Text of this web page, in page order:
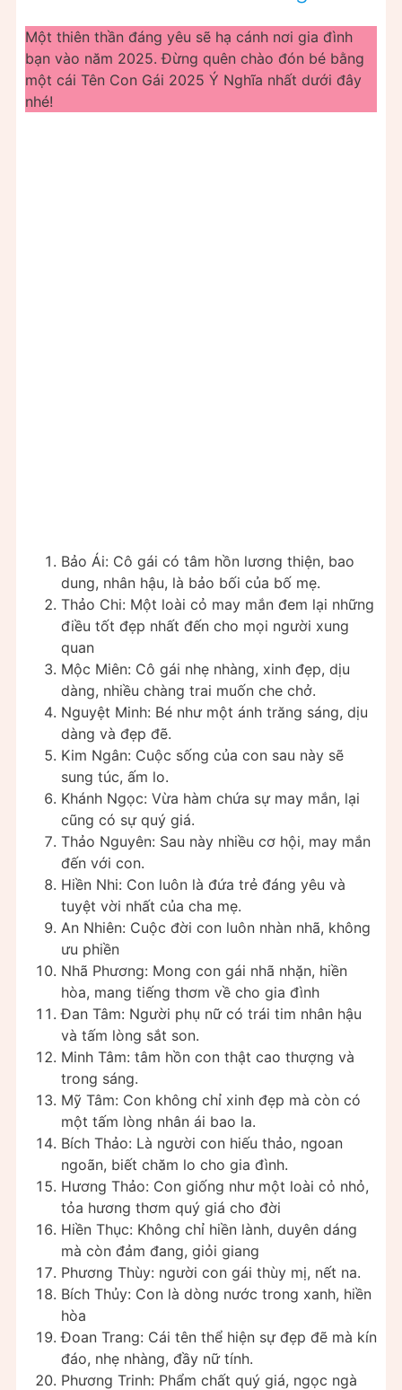
Một thiên thần đáng yêu sẽ hạ cánh nơi gia đình
bạn vào năm 2025. Đừng quên chào đón bé bằng
một cái Tên Con Gái 2025 Ý Nghĩa nhất dưới đây
nhé!
Bảo Ái: Cô gái có tâm hồn lương thiện, bao
dung, nhân hậu, là bảo bối của bố mẹ.
Thảo Chi: Một loài cỏ may mắn đem lại những
điều tốt đẹp nhất đến cho mọi người xung
quan
Mộc Miên: Cô gái nhẹ nhàng, xinh đẹp, dịu
dàng, nhiều chàng trai muốn che chở.
Nguyệt Minh: Bé như một ánh trăng sáng, dịu
dàng và đẹp đẽ.
Kim Ngân: Cuộc sống của con sau này sẽ
sung túc, ấm lo.
Khánh Ngọc: Vừa hàm chứa sự may mắn, lại
cũng có sự quý giá.
Thảo Nguyên: Sau này nhiều cơ hội, may mắn
đến với con.
Hiền Nhi: Con luôn là đứa trẻ đáng yêu và
tuyệt vời nhất của cha mẹ.
An Nhiên: Cuộc đời con luôn nhàn nhã, không
ưu phiền
Nhã Phương: Mong con gái nhã nhặn, hiền
hòa, mang tiếng thơm về cho gia đình
Đan Tâm: Người phụ nữ có trái tim nhân hậu
và tấm lòng sắt son.
Minh Tâm: tâm hồn con thật cao thượng và
trong sáng.
Mỹ Tâm: Con không chỉ xinh đẹp mà còn có
một tấm lòng nhân ái bao la.
Bích Thảo: Là người con hiếu thảo, ngoan
ngoãn, biết chăm lo cho gia đình.
Hương Thảo: Con giống như một loài cỏ nhỏ,
tỏa hương thơm quý giá cho đời
Hiền Thục: Không chỉ hiền lành, duyên dáng
mà còn đảm đang, giỏi giang
Phương Thùy: người con gái thùy mị, nết na.
Bích Thủy: Con là dòng nước trong xanh, hiền
hòa
Ðoan Trang: Cái tên thể hiện sự đẹp đẽ mà kín
đáo, nhẹ nhàng, đầy nữ tính.
Phương Trinh: Phẩm chất quý giá, ngọc ngà